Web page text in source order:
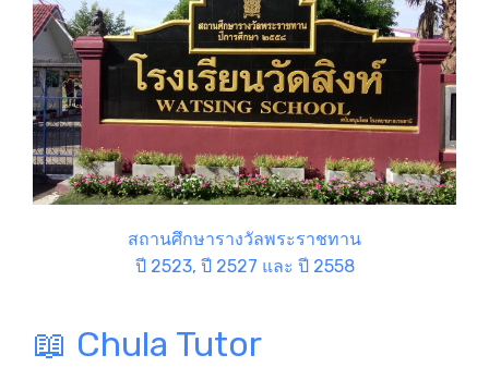
สถานศึกษารางวัลพระราชทาน
ปี 2523, ปี 2527 และ ปี 2558
📖 Chula Tutor